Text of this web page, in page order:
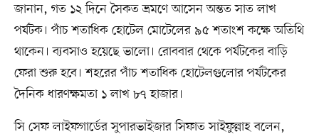
জানান, গত ১২ দিনে সৈকত ভ্রমণে আসেন অন্তত সাত লাখ
পর্যটক। পাঁচ শতাধিক হোটেল মোটেলের ৯৫ শতাংশ কক্ষে অতিথি
থাকেন। ব্যবসাও হয়েছে ভালো। রোববার থেকে পর্যটকের বাড়ি
ফেরা শুরু হবে। শহরের পাঁচ শতাধিক হোটেলগুলোর পর্যটকের
দৈনিক ধারণক্ষমতা ১ লাখ ৮৭ হাজার।
সি সেফ লাইফগার্ডের সুপারভাইজার সিফাত সাইফুল্লাহ বলেন,